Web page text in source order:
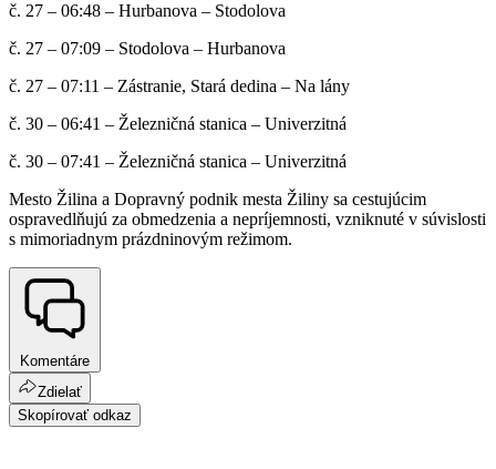
č. 27 – 06:48 – Hurbanova – Stodolova
č. 27 – 07:09 – Stodolova – Hurbanova
č. 27 – 07:11 – Zástranie, Stará dedina – Na lány
č. 30 – 06:41 – Železničná stanica – Univerzitná
č. 30 – 07:41 – Železničná stanica – Univerzitná
Mesto Žilina a Dopravný podnik mesta Žiliny sa cestujúcim
ospravedlňujú za obmedzenia a nepríjemnosti, vzniknuté v súvislosti
s mimoriadnym prázdninovým režimom.
Komentáre
Zdielať
Skopírovať odkaz